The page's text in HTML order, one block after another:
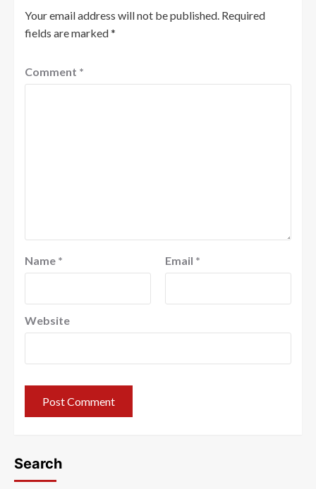
Your email address will not be published. Required
fields are marked*
Comment *
Name * Email *
Website
Search